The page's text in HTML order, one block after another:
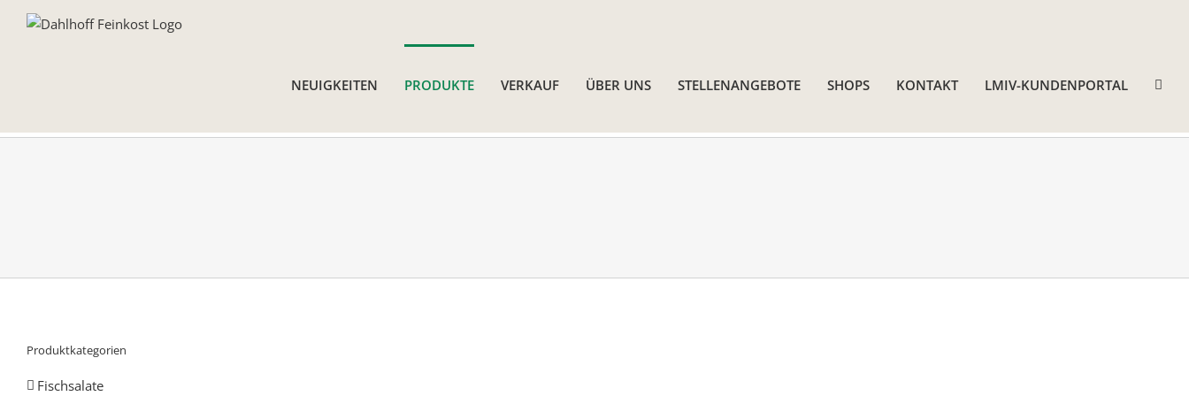
NEUIGKEITEN
PRODUKTE VERKAUF ÜBER UNS STELLENANGEBOTE SHOPS KONTAKT LMIV-KUNDENPORTAL
Produktkategorien
Fischsalate